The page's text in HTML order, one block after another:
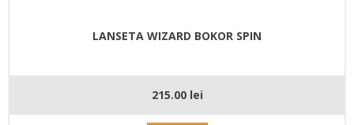
LANSETA WIZARD BOKOR SPIN
215.00 lei